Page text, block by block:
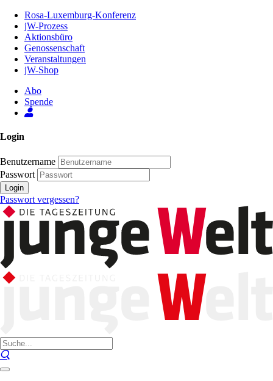
Inhalt
Seite
Rosa-Luxemburg-Konferenz
jW-Prozess
Aktionsbüro
Genossenschaft
Veranstaltungen
jW-Shop
Abo
Spende
Login
Benutzername
Passwort
Login
Passwort vergessen?